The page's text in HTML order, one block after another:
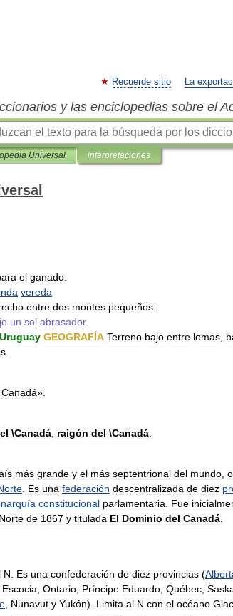
Recuerde sitio La
y las enciclopedias sobre el
Universal interpretaciones
el ganado
vereda
entre dos montes pequeños:
un sol abrasador.
Uruguay GEOGRAFÍA Terreno bajo entre lomas
Canadá».
\Canadá raigón del \Canadá
más grande y el más septentrional del mundo
Es una federación descentralizada de diez
constitucional parlamentaria Fue
Norte de 1867 y titulada El Dominio del Canadá
N Es una confederación de diez provincias (
Escocia Ontario Príncipe Eduardo Québec
Nunavut y Yukón). Limita al N con el océano